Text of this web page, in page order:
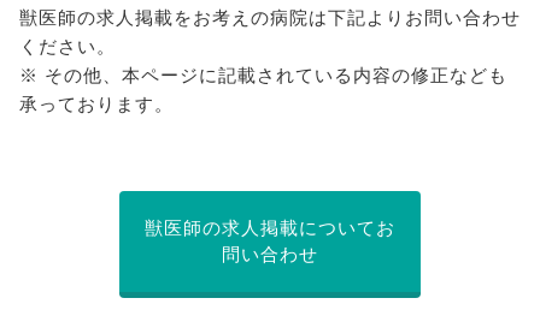
獣医師の求人掲載をお考えの病院は下記よりお問い合わせ
ください。
※ その他、本ページに記載されている内容の修正なども
承っております。
獣医師の求人掲載についてお
問い合わせ